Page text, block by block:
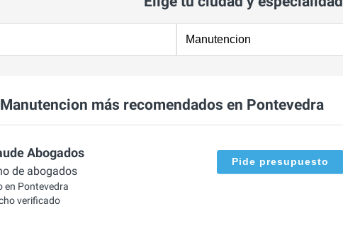
más recomendados en Pontevedra
Abogados
de abogados
en Pontevedra
verificado
Pide presupuesto